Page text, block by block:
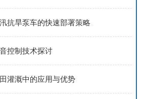
抗旱泵车的快速部署策略
控制技术探讨
灌溉中的应用与优势